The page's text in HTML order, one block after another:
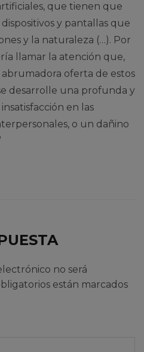
que tienen que
y pantallas que
y la naturaleza (…). Por
llamar la atención que,
oferta de estos
desarrolle una profunda y
en las
o un dañino
no será
están marcados